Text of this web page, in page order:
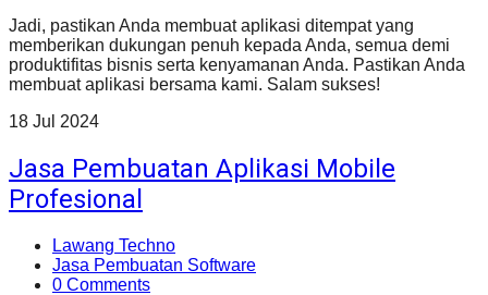
Jadi, pastikan Anda membuat aplikasi ditempat yang
memberikan dukungan penuh kepada Anda, semua demi
produktifitas bisnis serta kenyamanan Anda. Pastikan Anda
membuat aplikasi bersama kami. Salam sukses!
18 Jul 2024
Jasa Pembuatan Aplikasi Mobile
Profesional
Lawang Techno
Jasa Pembuatan Software
0 Comments